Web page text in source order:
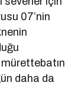
07’nin
mürettebatın
daha da